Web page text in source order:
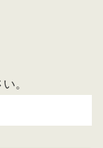
。